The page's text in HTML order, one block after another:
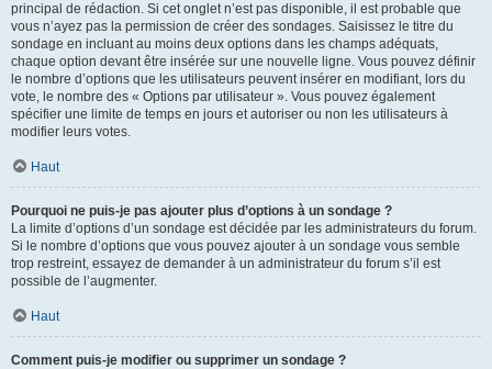
principal de rédaction. Si cet onglet n’est pas disponible, il est probable que
vous n’ayez pas la permission de créer des sondages. Saisissez le titre du
sondage en incluant au moins deux options dans les champs adéquats,
chaque option devant être insérée sur une nouvelle ligne. Vous pouvez définir
le nombre d’options que les utilisateurs peuvent insérer en modifiant, lors du
vote, le nombre des « Options par utilisateur ». Vous pouvez également
spécifier une limite de temps en jours et autoriser ou non les utilisateurs à
modifier leurs votes.
Haut
Pourquoi ne puis-je pas ajouter plus d’options à un sondage ?
La limite d’options d’un sondage est décidée par les administrateurs du forum.
Si le nombre d’options que vous pouvez ajouter à un sondage vous semble
trop restreint, essayez de demander à un administrateur du forum s’il est
possible de l’augmenter.
Haut
Comment puis-je modifier ou supprimer un sondage ?